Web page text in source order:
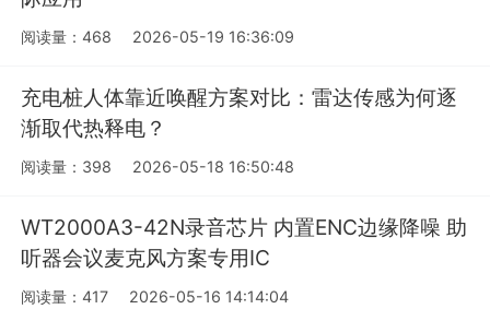
阅读量：468 2026-05-19 16:36:09
充电桩人体靠近唤醒方案对比：雷达传感为何逐
渐取代热释电？
阅读量：398 2026-05-18 16:50:48
WT2000A3-42N录音芯片 内置ENC边缘降噪 助
听器会议麦克风方案专用IC
阅读量：417 2026-05-16 14:14:04